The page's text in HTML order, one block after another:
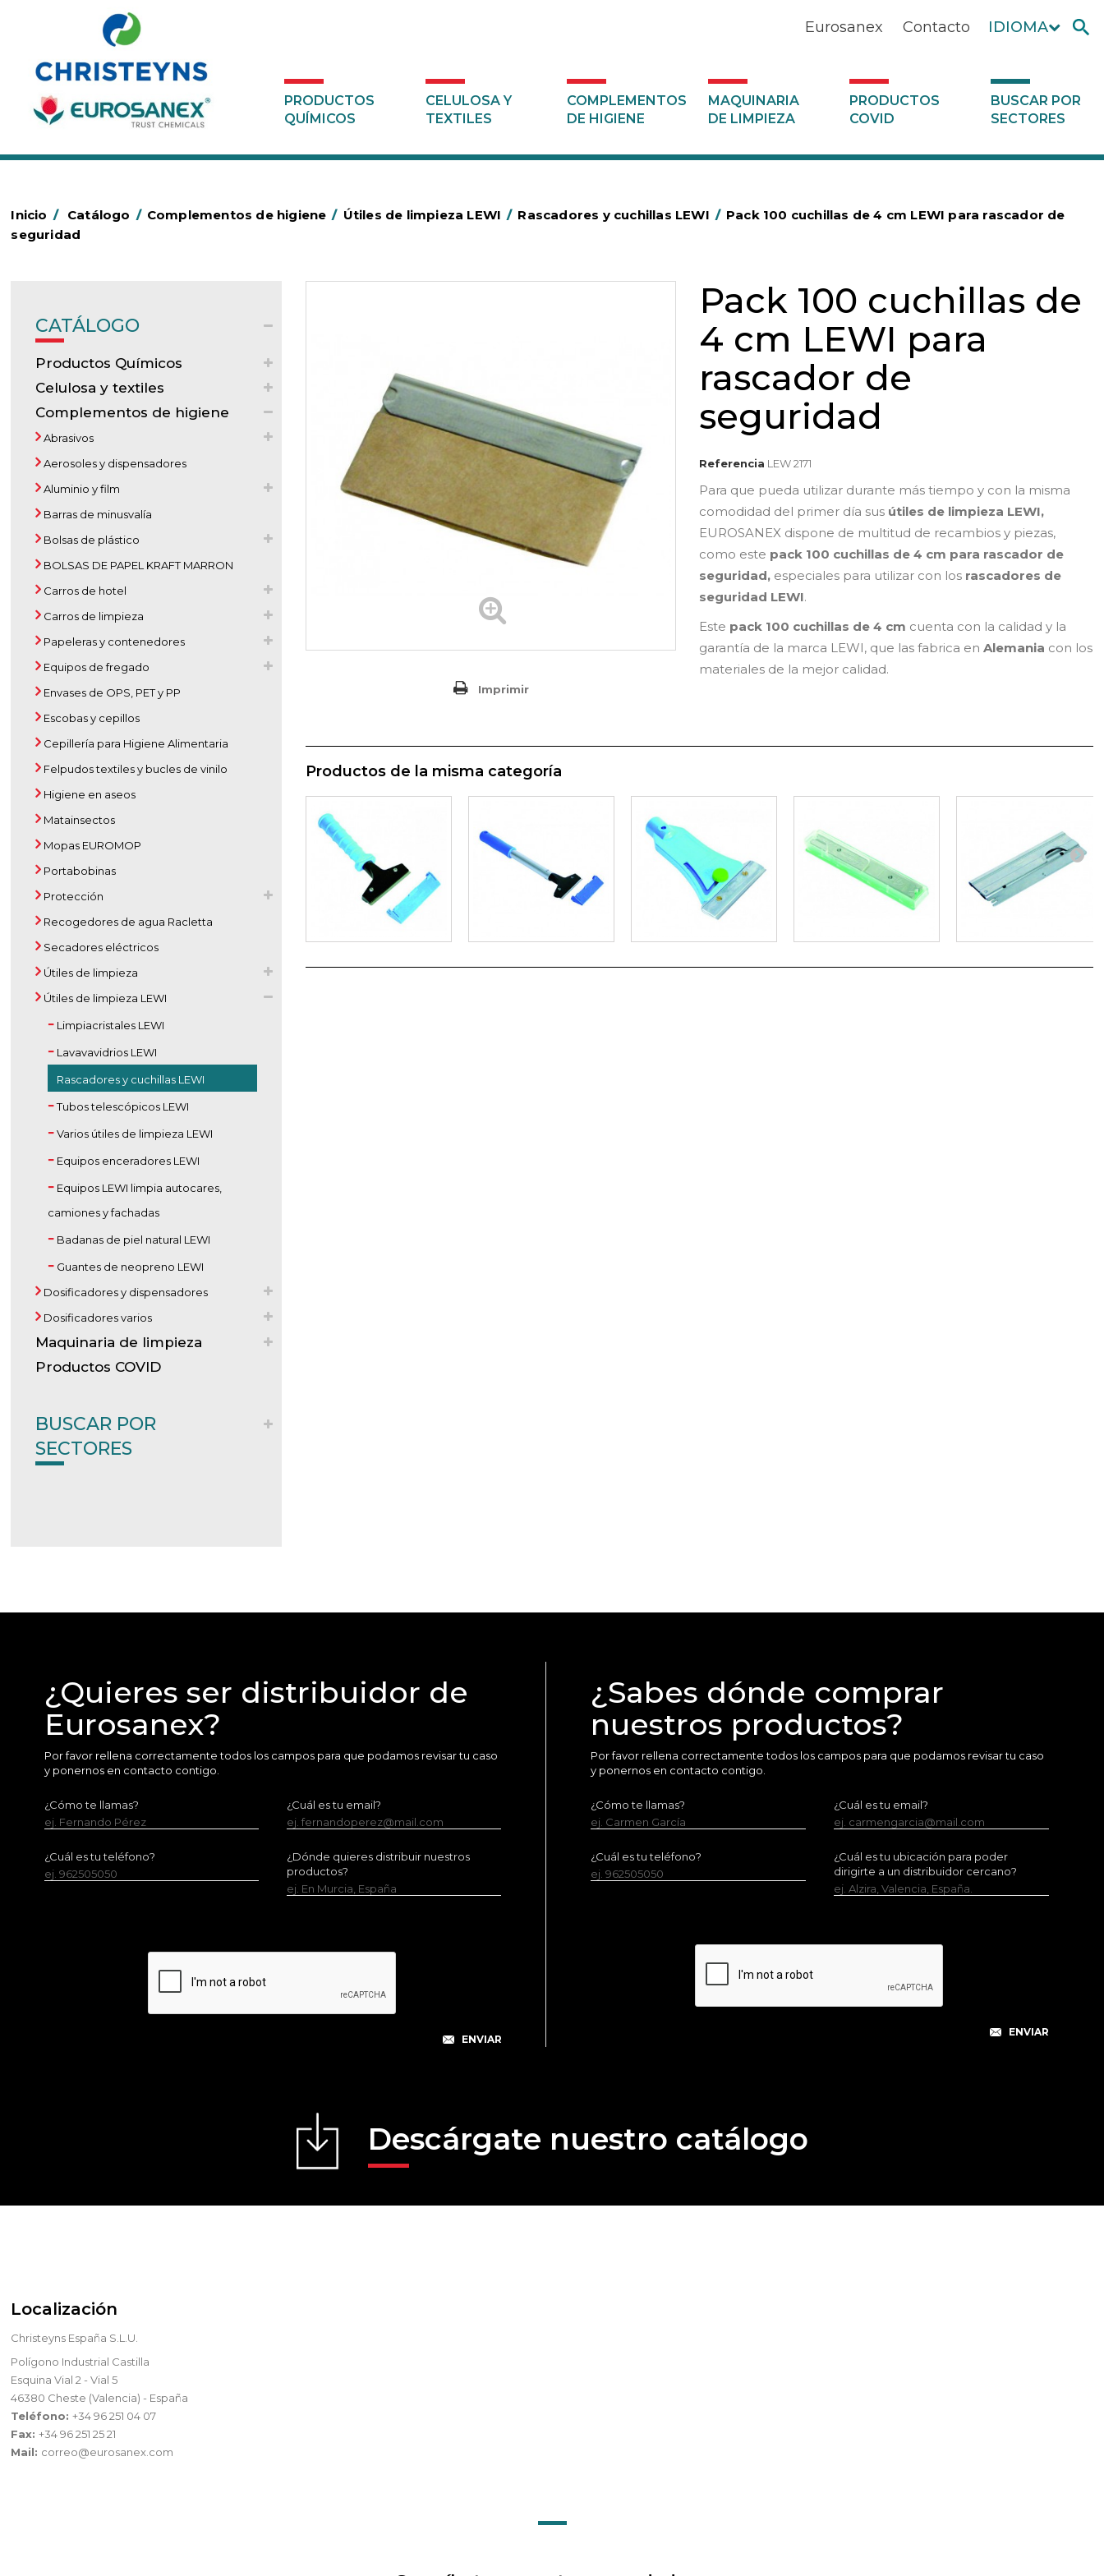
IDIOMA
Contacto
Eurosanex
PRODUCTOS
QUÍMICOS
CELULOSA Y
TEXTILES
COMPLEMENTOS
DE HIGIENE
MAQUINARIA
DE LIMPIEZA
PRODUCTOS
COVID
BUSCAR POR
SECTORES
Inicio / Catálogo / Complementos de higiene / Útiles de limpieza LEWI / Rascadores y cuchillas LEWI / Pack 100 cuchillas de 4 cm LEWI para rascador de
seguridad
CATÁLOGO
Productos Químicos
Celulosa y textiles
Complementos de higiene
Abrasivos
Aerosoles y dispensadores
Aluminio y film
Barras de minusvalía
Bolsas de plástico
BOLSAS DE PAPEL KRAFT MARRON
Carros de hotel
Carros de limpieza
Papeleras y contenedores
Equipos de fregado
Envases de OPS, PET y PP
Escobas y cepillos
Cepillería para Higiene Alimentaria
Felpudos textiles y bucles de vinilo
Higiene en aseos
Matainsectos
Mopas EUROMOP
Portabobinas
Protección
Recogedores de agua Racletta
Secadores eléctricos
Útiles de limpieza
Útiles de limpieza LEWI
Limpiacristales LEWI
Lavavavidrios LEWI
Rascadores y cuchillas LEWI
Tubos telescópicos LEWI
Varios útiles de limpieza LEWI
Equipos enceradores LEWI
Equipos LEWI limpia autocares,
camiones y fachadas
Badanas de piel natural LEWI
Guantes de neopreno LEWI
Dosificadores y dispensadores
Dosificadores varios
Maquinaria de limpieza
Productos COVID
BUSCAR POR
SECTORES
Imprimir
Pack 100 cuchillas de
4 cm LEWI para
rascador de
seguridad
Referencia LEW 2171
Para que pueda utilizar durante más tiempo y con la misma
comodidad del primer día sus útiles de limpieza LEWI,
EUROSANEX dispone de multitud de recambios y piezas,
como este pack 100 cuchillas de 4 cm para rascador de
seguridad, especiales para utilizar con los rascadores de
seguridad LEWI.
Este pack 100 cuchillas de 4 cm cuenta con la calidad y la
garantía de la marca LEWI, que las fabrica enAlemania con los
materiales de la mejor calidad.
Productos de la misma categoría
¿Quieres ser distribuidor de
Eurosanex?
Por favor rellena correctamente todos los campos para que podamos revisar tu caso
y ponernos en contacto contigo.
¿Cómo te llamas?
ej. Fernando Pérez
¿Cuál es tu email?
ej. fernandoperez@mail.com
¿Cuál es tu teléfono?
ej. 962505050
¿Dónde quieres distribuir nuestros
productos?
ej. En Murcia, España
¿Sabes dónde comprar
nuestros productos?
Por favor rellena correctamente todos los campos para que podamos revisar tu caso
y ponernos en contacto contigo.
¿Cómo te llamas?
ej. Carmen García
¿Cuál es tu email?
ej. carmengarcia@mail.com
¿Cuál es tu teléfono?
ej. 962505050
¿Cuál es tu ubicación para poder
dirigirte a un distribuidor cercano?
ej. Alzira, Valencia, España.
Descárgate nuestro catálogo
Localización
Christeyns España S.L.U.
Polígono Industrial Castilla
Esquina Vial 2 - Vial 5
46380 Cheste (Valencia) - España
Teléfono:+34 96 251 04 07
Fax:+34 96 251 25 21
Mail: correo@eurosanex.com